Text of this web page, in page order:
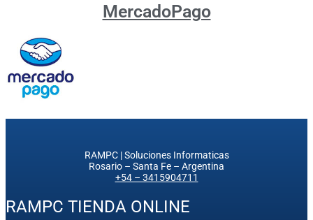
MercadoPago
RAMPC | Soluciones Informaticas
Rosario – Santa Fe – Argentina
+54 – 3415904711
RAMPC TIENDA ONLINE